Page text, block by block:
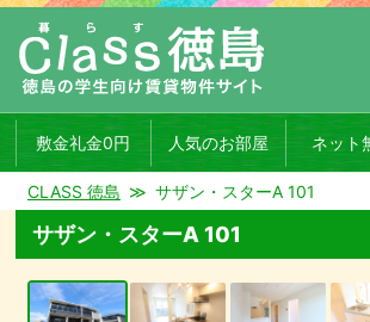
敷金礼金0円 人気のお部屋 ネット
CLASS 徳島 サザン・スターA 101
サザン・スターA 101